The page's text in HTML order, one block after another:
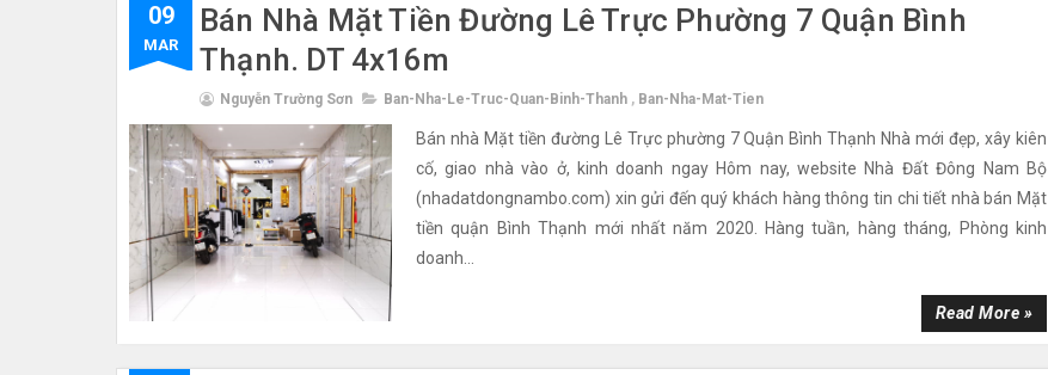
09
MAR
Bán Nhà Mặt Tiền Đường Lê Trực Phường 7 Quận Bình
Thạnh. DT 4x16m
Nguyễn Trường Sơn Ban-Nha-Le-Truc-Quan-Binh-Thanh , Ban-Nha-Mat-Tien
Bán nhà Mặt tiền đường Lê Trực phường 7 Quận Bình Thạnh Nhà mới đẹp, xây kiên
cố, giao nhà vào ở, kinh doanh ngay Hôm nay, website Nhà Đất Đông Nam Bộ
(nhadatdongnambo.com) xin gửi đến quý khách hàng thông tin chi tiết nhà bán Mặt
tiền quận Bình Thạnh mới nhất năm 2020. Hàng tuần, hàng tháng, Phòng kinh
doanh...
Read More »